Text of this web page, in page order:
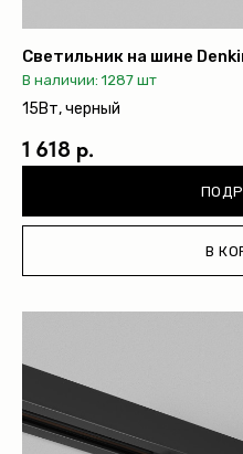
Светильник на шине
В наличии: 1287 шт
15Вт, черный
1 618 р.
В